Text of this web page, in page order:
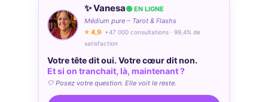
✨ Vanesa🟢 EN LIGNE
Médium pure – Tarot & Flashs
⭐ 4,9· +47 000 consultations · 99,4% de
satisfaction
Votre tête dit oui. Votre cœur dit non.
Et si on tranchait, là, maintenant ?
🤍 Posez votre question. Elle voit le reste.